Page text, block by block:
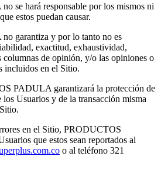
se hará responsable por los mismos ni
estos puedan causar.
garantiza y por lo tanto no es
exactitud, exhaustividad,
de opinión, y/o las opiniones o
incluidos en el Sitio.
PADULA garantizará la protección de
Usuarios y de la transacción misma
en el Sitio, PRODUCTOS
que estos sean reportados al
o al teléfono 321